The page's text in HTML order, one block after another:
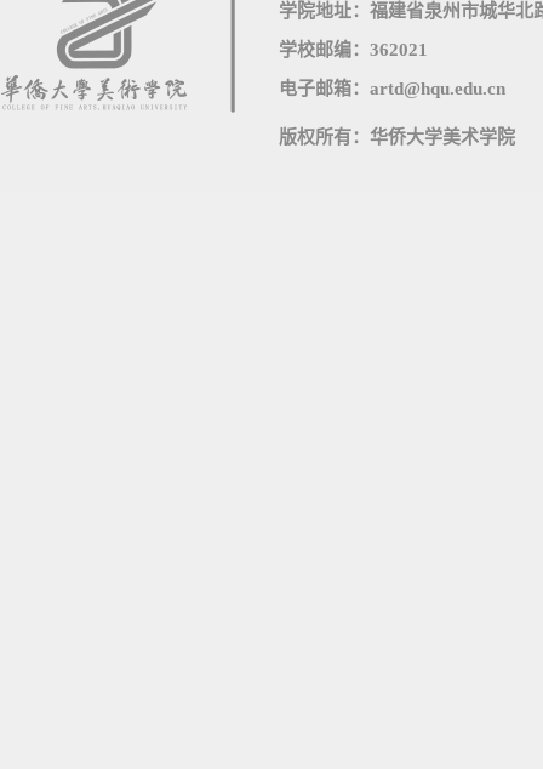
学院地址：福建省泉州市城华北
学校邮编：362021
电子邮箱：artd@hqu.edu.cn
版权所有：华侨大学美术学